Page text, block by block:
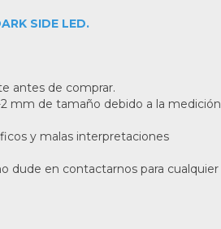
SIDE LED.
antes de comprar.
mm de tamaño debido a la medición
y malas interpretaciones
dude en contactarnos para cualquier